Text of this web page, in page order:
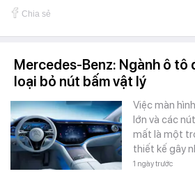
Chia sẻ
Mercedes-Benz: Ngành ô tô
loại bỏ nút bấm vật lý
Việc màn
lớn và các
mất là một
thiết kế gây
1 ngày trước